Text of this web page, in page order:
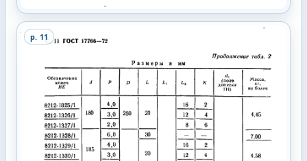
p. 11